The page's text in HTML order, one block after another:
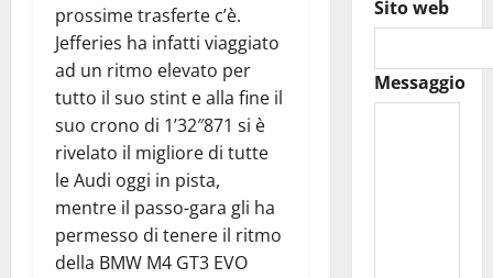
prossime trasferte c’è.
Jefferies ha infatti viaggiato
ad un ritmo elevato per
tutto il suo stint e alla fine il
suo crono di 1’32″871 si è
rivelato il migliore di tutte
le Audi oggi in pista,
mentre il passo-gara gli ha
permesso di tenere il ritmo
della BMW M4 GT3 EVO
Sito web
Messaggio